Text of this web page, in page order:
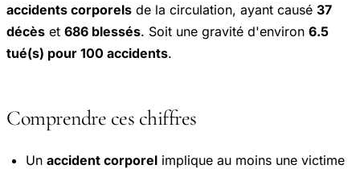
accidents corporels de la circulation, ayant causé 37
décès et 686 blessés. Soit une gravité d'environ 6.5
tué(s) pour 100 accidents.
Comprendre ces chiffres
Un accident corporel implique au moins une victime